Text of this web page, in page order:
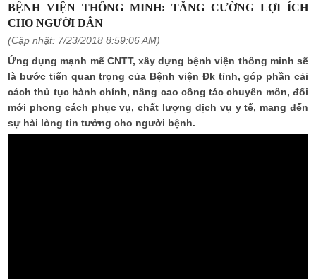
BỆNH VIỆN THÔNG MINH: TĂNG CƯỜNG LỢI ÍCH
CHO NGƯỜI DÂN
(Cập nhật: 7/23/2018 8:59:06 AM)
Ứng dụng mạnh mẽ CNTT, xây dựng bệnh viện thông minh sẽ
là bước tiến quan trọng của Bệnh viện Đk tỉnh, góp phần cải
cách thủ tục hành chính, nâng cao công tác chuyên môn, đổi
mới phong cách phục vụ, chất lượng dịch vụ y tế, mang đến
sự hài lòng tin tưởng cho người bệnh.